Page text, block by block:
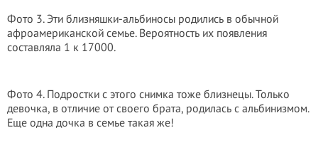
Фото 3. Эти близняшки-альбиносы родились в обычной
афроамериканской семье. Вероятность их появления
составляла 1 к 17000.
Фото 4. Подростки с этого снимка тоже близнецы. Только
девочка, в отличие от своего брата, родилась с альбинизмом.
Еще одна дочка в семье такая же!